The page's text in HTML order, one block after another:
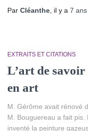
Par Cléanthe , il y a 7 ans
EXTRAITS ET CITATIONS
L’art de savoir
en art
M. Gérôme avait rénové
M. Bouguereau a fait
inventé la peinture